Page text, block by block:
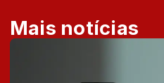
Mais notícias